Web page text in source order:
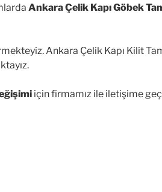
Ankara Çelik Kapı Göbek
Ankara Çelik Kapı Kilit
için firmamız ile iletişime